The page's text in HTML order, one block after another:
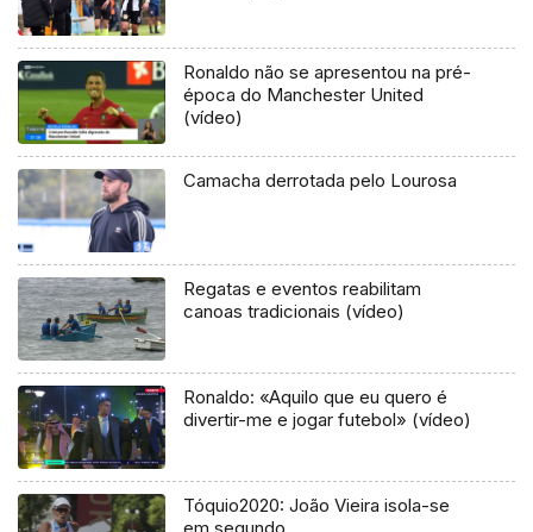
Ronaldo não se apresentou na pré-
época do Manchester United
(vídeo)
Camacha derrotada pelo Lourosa
Regatas e eventos reabilitam
canoas tradicionais (vídeo)
Ronaldo: «Aquilo que eu quero é
divertir-me e jogar futebol» (vídeo)
Tóquio2020: João Vieira isola-se